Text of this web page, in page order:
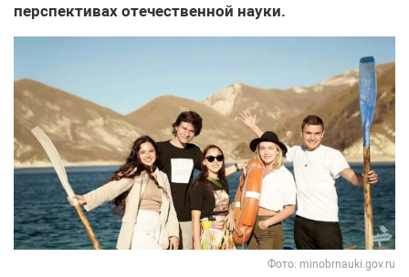
перспективах отечественной науки.
Фото: minobrnauki.gov.ru